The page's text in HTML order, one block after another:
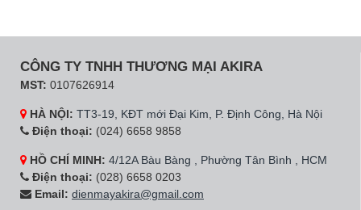
CÔNG TY TNHH THƯƠNG MẠI AKIRA
MST: 0107626914
HÀ NỘI: TT3-19, KĐT mới Đại Kim, P. Định Công, Hà Nội
Điện thoại: (024) 6658 9858
HỒ CHÍ MINH: 4/12A Bàu Bàng , Phường Tân Bình , HCM
Điện thoại: (028) 6658 0203
Email: dienmayakira@gmail.com